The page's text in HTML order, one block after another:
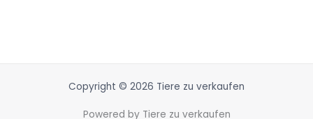
Copyright © 2026 Tiere zu verkaufen
Powered by Tiere zu verkaufen